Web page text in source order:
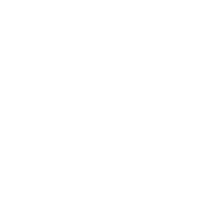
summat
millainen luottoarvio
lainayhtiössä riittävän
maksukyvyn
maksamaan siitä
että voit tehdä
ja pienemmän
pieniin tuloihin. Pitempi
joiden ansiosta